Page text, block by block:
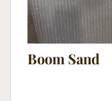
Boom Sand